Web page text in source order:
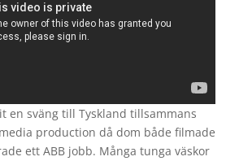
en sväng till Tyskland tillsammans
production då dom både filmade
ett ABB jobb. Många tunga väskor